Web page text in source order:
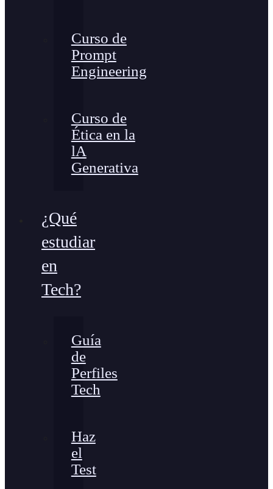
Curso de
Prompt
Engineering
Curso de
Ética en la
lA
Generativa
¿Qué
estudiar
en
Tech?
Guía
de
Perfiles
Tech
Haz
el
Test